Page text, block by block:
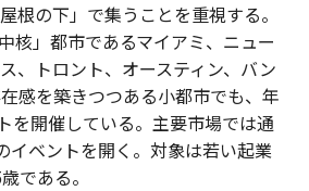
根の下」で集うことを重視する。
核」都市であるマイアミ、ニュー
、トロント、オースティン、バン
感を築きつつある小都市でも、年
を開催している。主要市場では通
イベントを開く。対象は若い起業
である。